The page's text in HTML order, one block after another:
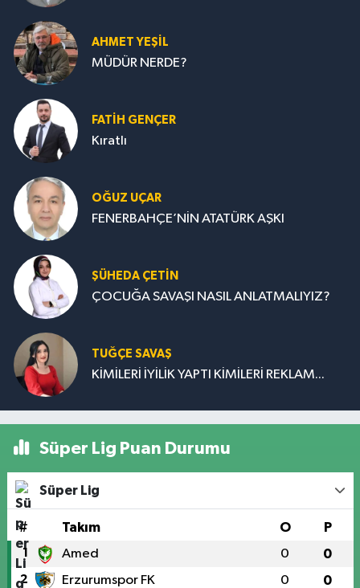
AHMET YEŞİL
MÜDÜR NERDE?
FATIH GENÇER
Kıratlı
OĞUZ UÇAR
FENERBAHÇE’NİN ATATÜRK AŞKI
ŞÜHEDA ÇETİN
ÇOCUĞA SAVAŞI NASIL ANLATMALIYIZ?
TUĞÇE SAVAŞ
KİMİLERİ İYİLİK YAPTI KİMİLERİ REKLAM...
Süper Lig Puan Durumu
Süper Lig
# Takım O P
1 Amed 0 0
2 Erzurumspor FK 0 0